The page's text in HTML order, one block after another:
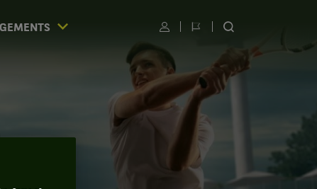
UtilisateurChanger
langue
RECHERCHER
SITE